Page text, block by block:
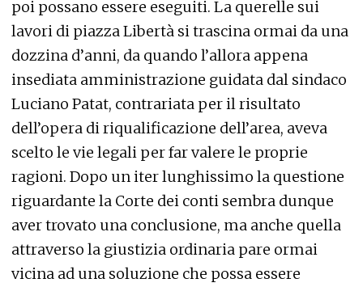
poi possano essere eseguiti. La querelle sui
lavori di piazza Libertà si trascina ormai da una
dozzina d’anni, da quando l’allora appena
insediata amministrazione guidata dal sindaco
Luciano Patat, contrariata per il risultato
dell’opera di riqualificazione dell’area, aveva
scelto le vie legali per far valere le proprie
ragioni. Dopo un iter lunghissimo la questione
riguardante la Corte dei conti sembra dunque
aver trovato una conclusione, ma anche quella
attraverso la giustizia ordinaria pare ormai
vicina ad una soluzione che possa essere